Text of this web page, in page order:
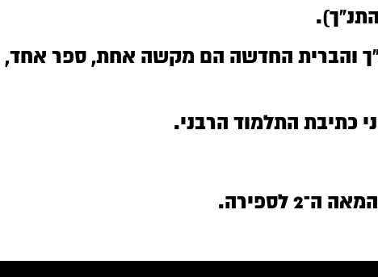
והברית החדשה הם מקשה אחת, ספר אחד,